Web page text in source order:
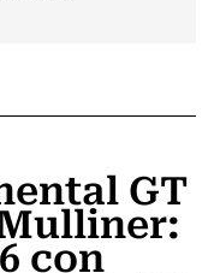
GT
con